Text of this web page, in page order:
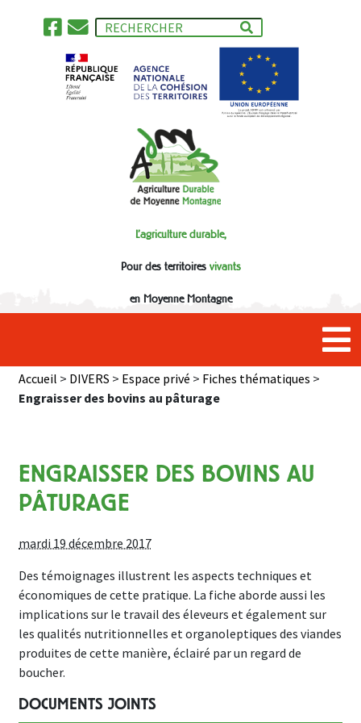
L'agriculture durable,
Pour des territoires vivants
en Moyenne Montagne
Accueil > DIVERS > Espace privé > Fiches thématiques >
Engraisser des bovins au pâturage
ENGRAISSER DES BOVINS AU
PÂTURAGE
mardi 19 décembre 2017
Des témoignages illustrent les aspects techniques et
économiques de cette pratique. La fiche aborde aussi les
implications sur le travail des éleveurs et également sur
les qualités nutritionnelles et organoleptiques des viandes
produites de cette manière, éclairé par un regard de
boucher.
DOCUMENTS JOINTS